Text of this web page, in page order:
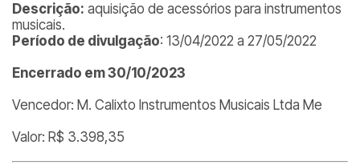
Descrição: aquisição de acessórios para instrumentos
musicais.
Período de divulgação: 13/04/2022 a 27/05/2022
Encerrado em 30/10/2023
Vencedor: M. Calixto Instrumentos Musicais Ltda Me
Valor: R$ 3.398,35